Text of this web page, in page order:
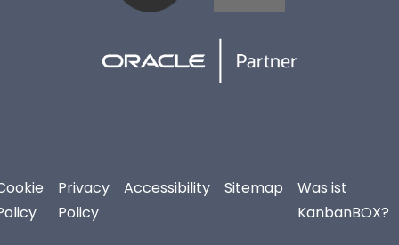
Privacy
Policy
Accessibility Sitemap
Was ist
KanbanBOX?